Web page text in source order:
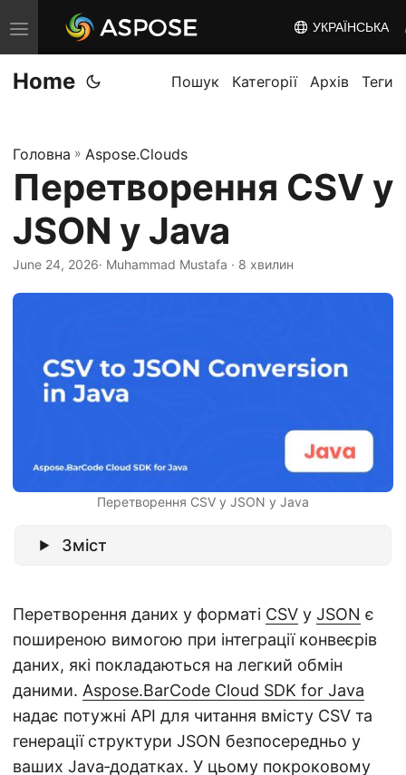
T
o
g
e
n
v
i
УКРАЇНСЬКА
Home Пошук Категорії Архів Теги
Головна » Aspose.Clouds
Перетворення CSV у
JSON у Java
June 24, 2026· Muhammad Mustafa · 8 хвилин
Перетворення CSV у JSON у Java
Зміст
Перетворення даних у форматі CSV у JSON є
поширеною вимогою при інтеграції конвеєрів
даних, які покладаються на легкий обмін
даними. Aspose.BarCode Cloud SDK for Java
надає потужні API для читання вмісту CSV та
генерації структури JSON безпосередньо у
ваших Java‑додатках. У цьому покроковому